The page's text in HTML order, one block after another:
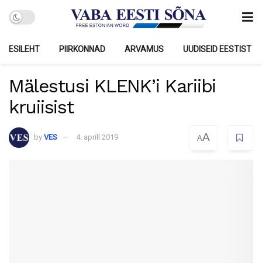
ESILEHT PIIRKONNAD ARVAMUS UUDISEID EESTIST
Mälestusi KLENK’i Kariibi
kruiisist
by VES 4. aprill 2019 AA